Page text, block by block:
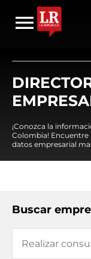
¡Conozca la
Colombia! Encuentre
datos empresarial
Buscar